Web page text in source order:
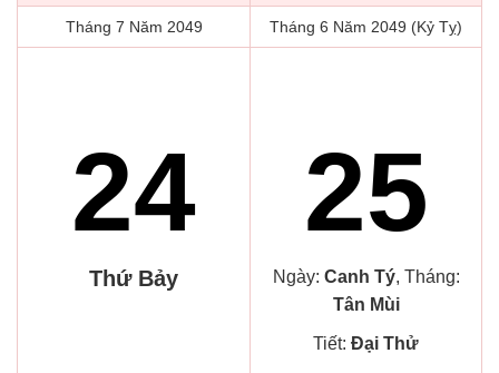
Tháng 7 Năm 2049 Tháng 6 Năm 2049 (Kỷ Tỵ)
24
Thứ Bảy
25
Ngày: Canh Tý, Tháng:
Tân Mùi
Tiết: Đại Thử